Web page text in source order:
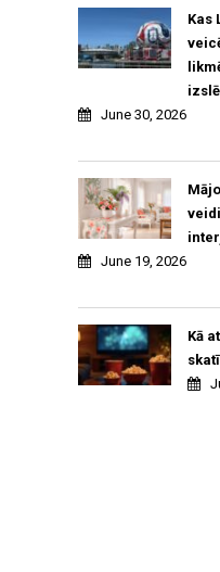
Kas
June 30, 2026
June 19, 2026
Kā